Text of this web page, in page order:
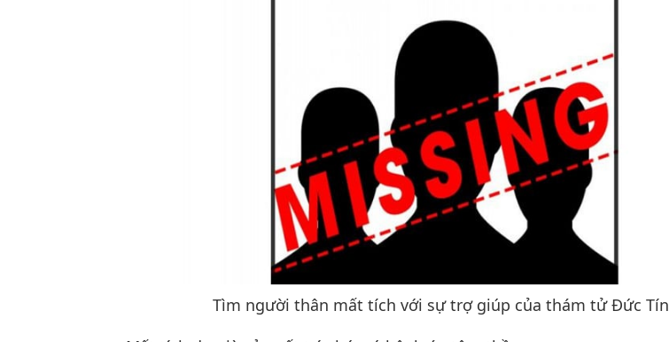
Tìm người thân mất tích với sự trợ giúp của thám tử Đức Tín